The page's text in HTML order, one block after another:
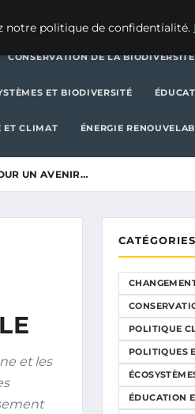
CONSERVATION DE LA BIODIVERSITÉ
ET BIODIVERSITÉ
ET CLIMAT ÉNERGIE
UN AVENIR…
et les
CATÉGORIES
POLITIQUE
POLITIQUES
ÉDUCATION
notre politique de confidentialité.